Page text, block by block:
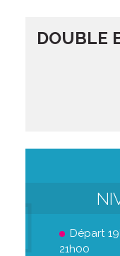
DOUBLE
Départ
21h00